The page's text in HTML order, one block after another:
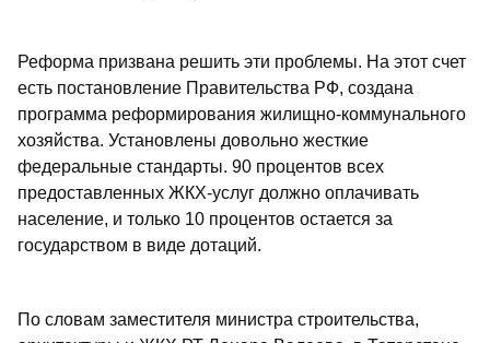
Реформа призвана решить эти проблемы. На этот счет
есть постановление Правительства РФ, создана
программа реформирования жилищно-коммунального
хозяйства. Установлены довольно жесткие
федеральные стандарты. 90 процентов всех
предоставленных ЖКХ-услуг должно оплачивать
население, и только 10 процентов остается за
государством в виде дотаций.
По словам заместителя министра строительства,